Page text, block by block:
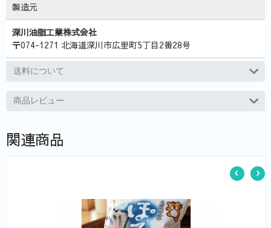
製造元
深川油脂工業株式会社
〒074-1271 北海道深川市広里町5丁目2番28号
送料について
商品レビュー
関連商品